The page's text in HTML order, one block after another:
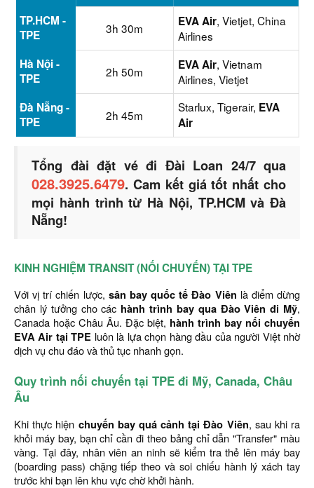
TP.HCM -
TPE
3h 30m EVA Air, Vietjet, China
Airlines
Hà Nội -
TPE
2h 50m EVA Air, Vietnam
Airlines, Vietjet
Đà Nẵng -
TPE
2h 45m
Starlux, Tigerair, EVA
Air
Tổng đài đặt vé đi Đài Loan 24/7 qua
028.3925.6479. Cam kết giá tốt nhất cho
mọi hành trình từ Hà Nội, TP.HCM và Đà
Nẵng!
KINH NGHIỆM TRANSIT (NỐI CHUYẾN) TẠI TPE
Với vị trí chiến lược, sân bay quốc tế Đào Viên là điểm dừng
chân lý tưởng cho các hành trình bay qua Đào Viên đi Mỹ,
Canada hoặc Châu Âu. Đặc biệt, hành trình bay nối chuyến
EVA Air tại TPE luôn là lựa chọn hàng đầu của người Việt nhờ
dịch vụ chu đáo và thủ tục nhanh gọn.
Quy trình nối chuyến tại TPE đi Mỹ, Canada, Châu
Âu
Khi thực hiện chuyến bay quá cảnh tại Đào Viên, sau khi ra
khỏi máy bay, bạn chỉ cần đi theo bảng chỉ dẫn "Transfer" màu
vàng. Tại đây, nhân viên an ninh sẽ kiểm tra thẻ lên máy bay
(boarding pass) chặng tiếp theo và soi chiếu hành lý xách tay
trước khi bạn lên khu vực chờ khởi hành.